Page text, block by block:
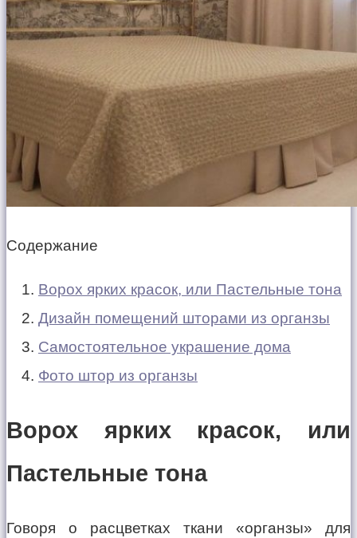
Содержание
Ворох ярких красок, или Пастельные тона
Дизайн помещений шторами из органзы
Самостоятельное украшение дома
Фото штор из органзы
Ворох ярких красок, или
Пастельные тона
Говоря о расцветках ткани «органзы» для